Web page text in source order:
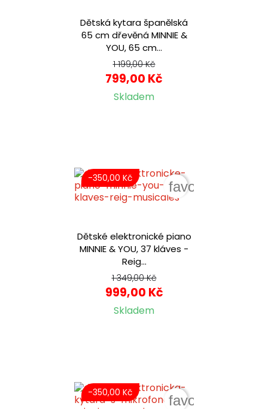
Dětská kytara španělská
65 cm dřevěná MINNIE &
YOU, 65 cm...
1 199,00 Kč
799,00 Kč
Skladem
Dětské elektronické piano
MINNIE & YOU, 37 kláves -
Reig...
1 349,00 Kč
999,00 Kč
Skladem
-350,00 Kč
favorite_border
-350,00 Kč
favorite_border